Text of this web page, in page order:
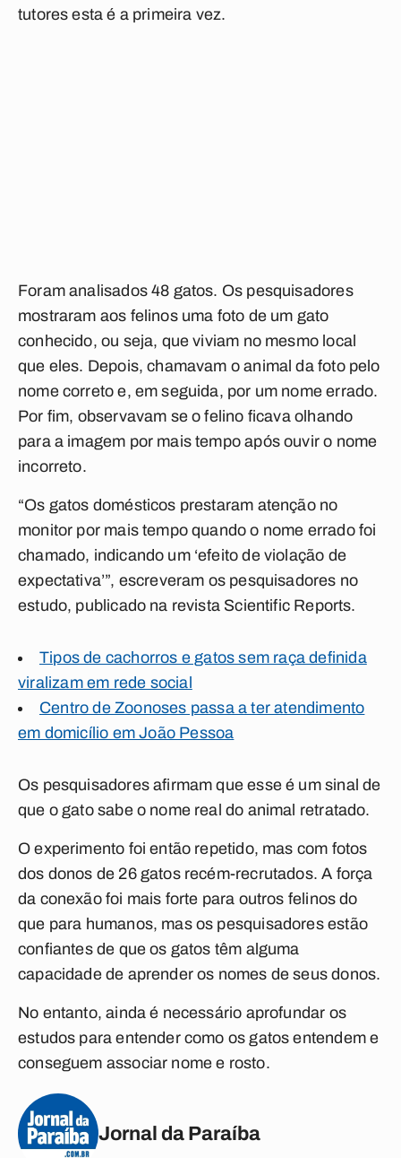
tutores esta é a primeira vez.
Foram analisados 48 gatos. Os pesquisadores
mostraram aos felinos uma foto de um gato
conhecido, ou seja, que viviam no mesmo local
que eles. Depois, chamavam o animal da foto pelo
nome correto e, em seguida, por um nome errado.
Por fim, observavam se o felino ficava olhando
para a imagem por mais tempo após ouvir o nome
incorreto.
“Os gatos domésticos prestaram atenção no
monitor por mais tempo quando o nome errado foi
chamado, indicando um ‘efeito de violação de
expectativa’”, escreveram os pesquisadores no
estudo, publicado na revista Scientific Reports.
Tipos de cachorros e gatos sem raça definida
viralizam em rede social
Centro de Zoonoses passa a ter atendimento
em domicílio em João Pessoa
Os pesquisadores afirmam que esse é um sinal de
que o gato sabe o nome real do animal retratado.
O experimento foi então repetido, mas com fotos
dos donos de 26 gatos recém-recrutados. A força
da conexão foi mais forte para outros felinos do
que para humanos, mas os pesquisadores estão
confiantes de que os gatos têm alguma
capacidade de aprender os nomes de seus donos.
No entanto, ainda é necessário aprofundar os
estudos para entender como os gatos entendem e
conseguem associar nome e rosto.
Jornal da Paraíba